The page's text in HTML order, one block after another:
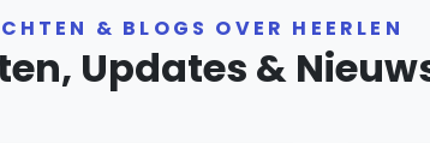
& BLOGS OVER HEERLEN
Updates &